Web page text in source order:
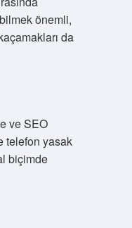
önemli,
da
ve SEO
telefon yasak
biçimde